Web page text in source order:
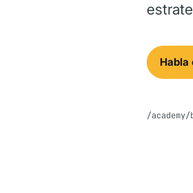
Habla
/